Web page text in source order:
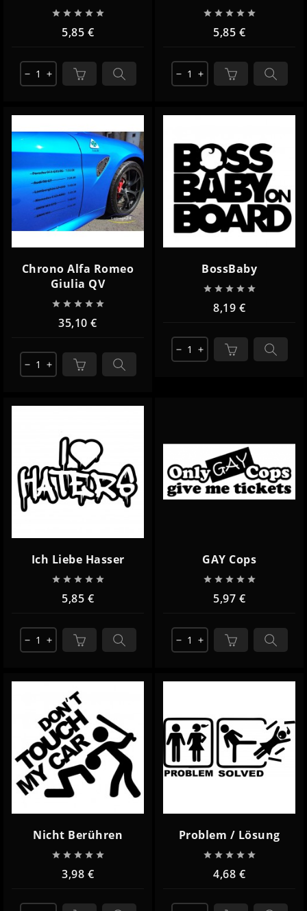
    
5,85 €
remove add
    
5,85 €
remove add
Chrono Alfa Romeo
Giulia QV
    
35,10 €
remove add
BossBaby
    
8,19 €
remove add
Ich Liebe Hasser
    
5,85 €
remove add
GAY Cops
    
5,97 €
remove add
Nicht Berühren
    
3,98 €
Problem / Lösung
    
4,68 €